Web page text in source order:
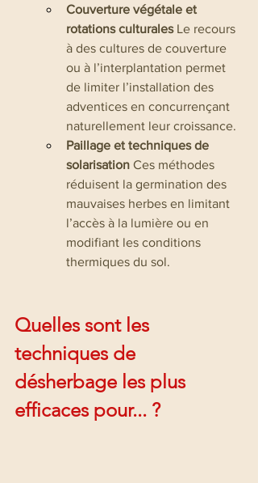
Couverture végétale et
rotations culturales Le recours
à des cultures de couverture
ou à l’interplantation permet
de limiter l’installation des
adventices en concurrençant
naturellement leur croissance.
Paillage et techniques de
solarisation Ces méthodes
réduisent la germination des
mauvaises herbes en limitant
l’accès à la lumière ou en
modifiant les conditions
thermiques du sol.
Quelles sont les
techniques de
désherbage les plus
efficaces pour... ?